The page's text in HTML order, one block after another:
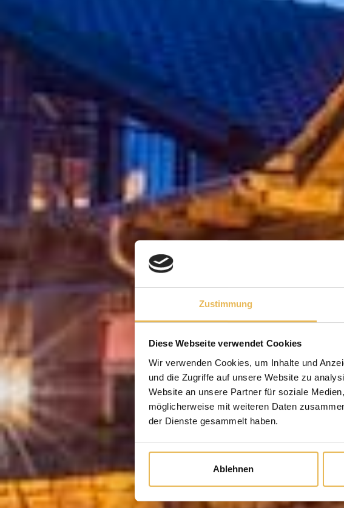
Zustimmung
Diese Webseite verwendet Cookies
Wir verwenden Cookies, um Inhalte und
und die Zugriffe auf unsere Website zu
Website an unsere Partner für soziale
möglicherweise mit weiteren Daten
der Dienste gesammelt haben.
Ablehnen